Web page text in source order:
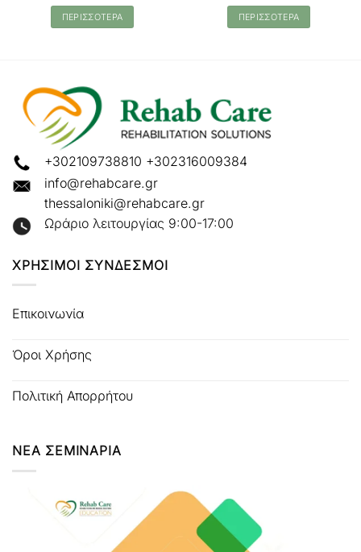
ΠΕΡΙΣΣΟΤΕΡΑ ΠΕΡΙΣΣΟΤΕΡΑ
+302109738810 +302316009384
info@rehabcare.gr
thessaloniki@rehabcare.gr
Ωράριο λειτουργίας 9:00-17:00
ΧΡΗΣΙΜΟΙ ΣΥΝΔΕΣΜΟΙ
Επικοινωνία
Όροι Χρήσης
Πολιτική Απορρήτου
ΝΕΑ ΣΕΜΙΝΑΡΙΑ